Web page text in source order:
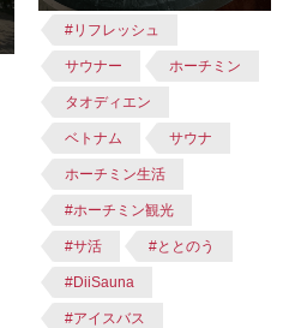
#リフレッシュ
サウナー ホーチミン
タオディエン
ベトナム サウナ
ホーチミン生活
#ホーチミン観光
#サ活 #ととのう
#DiiSauna
#アイスバス